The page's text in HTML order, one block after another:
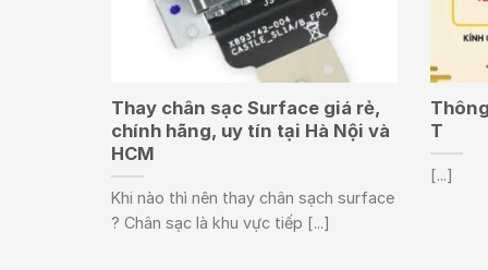
Thay chân sạc Surface giá rẻ,
chính hãng, uy tín tại Hà Nội và
HCM
Khi nào thì nên thay chân sạch surface
? Chân sạc là khu vực tiếp [...]
T
[...]